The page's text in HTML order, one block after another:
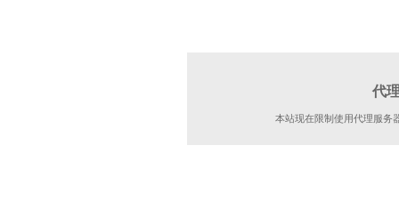
代
本站现在限制使用代理服务